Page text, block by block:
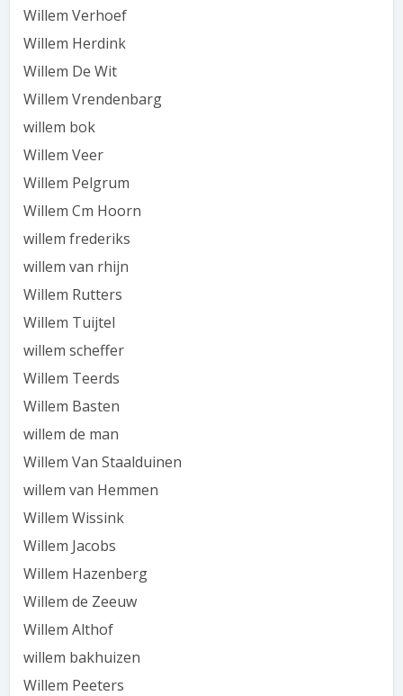
Willem Verhoef
Willem Herdink
Willem De Wit
Willem Vrendenbarg
willem bok
Willem Veer
Willem Pelgrum
Willem Cm Hoorn
willem frederiks
willem van rhijn
Willem Rutters
Willem Tuijtel
willem scheffer
Willem Teerds
Willem Basten
willem de man
Willem Van Staalduinen
willem van Hemmen
Willem Wissink
Willem Jacobs
Willem Hazenberg
Willem de Zeeuw
Willem Althof
willem bakhuizen
Willem Peeters